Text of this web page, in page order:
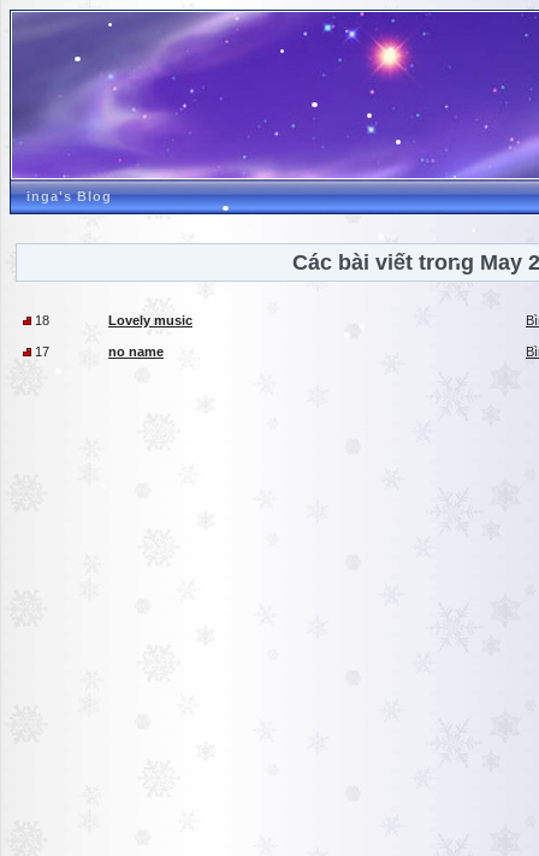
inga's Blog
Các bài viết trong May
18 Lovely music
17 no name